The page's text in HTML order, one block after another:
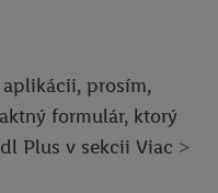
prosím,
formulár, ktorý
Plus v sekcii Viac ˃
spoločnosti Lidl ak
Lidl, pomocou vašej
ďalších
spoločnosť Criteo SA k
účely a nájsť